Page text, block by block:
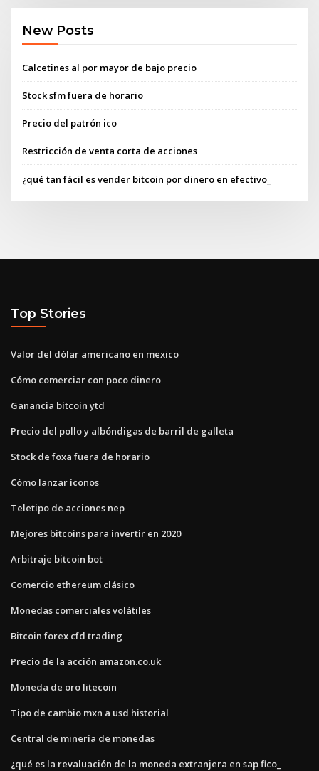
New Posts
Calcetines al por mayor de bajo precio
Stock sfm fuera de horario
Precio del patrón ico
Restricción de venta corta de acciones
¿qué tan fácil es vender bitcoin por dinero en efectivo_
Top Stories
Valor del dólar americano en mexico
Cómo comerciar con poco dinero
Ganancia bitcoin ytd
Precio del pollo y albóndigas de barril de galleta
Stock de foxa fuera de horario
Cómo lanzar íconos
Teletipo de acciones nep
Mejores bitcoins para invertir en 2020
Arbitraje bitcoin bot
Comercio ethereum clásico
Monedas comerciales volátiles
Bitcoin forex cfd trading
Precio de la acción amazon.co.uk
Moneda de oro litecoin
Tipo de cambio mxn a usd historial
Central de minería de monedas
¿qué es la revaluación de la moneda extranjera en sap fico_